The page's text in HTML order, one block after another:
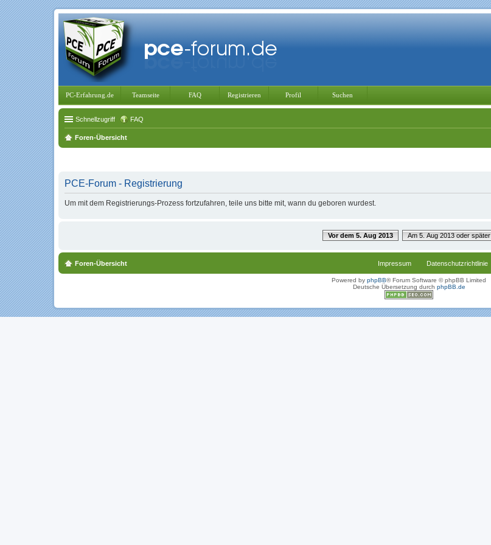
PC-Erfahrung.de Teamseite FAQ Registrieren Profil Suchen
Schnellzugriff FAQ
Foren-Übersicht
PCE-Forum - Registrierung
Um mit dem Registrierungs-Prozess fortzufahren, teile uns bitte mit, wann du geboren wurdest.
Vor dem 5. Aug 2013 Am 5. Aug 2013 oder später
Foren-Übersicht Datenschutzrichtlinie
Impressum
Powered by phpBB® Forum Software © phpBB Limited
Deutsche Übersetzung durch phpBB.de